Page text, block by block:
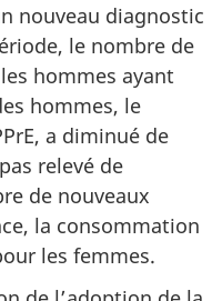
nouveau diagnostic
le nombre de
hommes ayant
hommes, le
a diminué de
relevé de
de nouveaux
la consommation
les femmes.